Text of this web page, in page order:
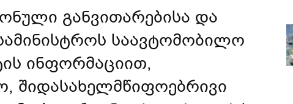
განვითარებისა და
საავტომობილო
ინფორმაციით,
შიდასახელმწიფოებრივი